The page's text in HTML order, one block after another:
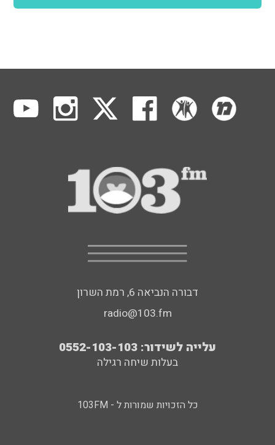
דבורה הנביאה 6, רמת השרון
radio@103.fm
עלייה לשידור: 0552-103-103
בעלות שיחה רגילה
כל הזכויות שמורות ל - 103FM